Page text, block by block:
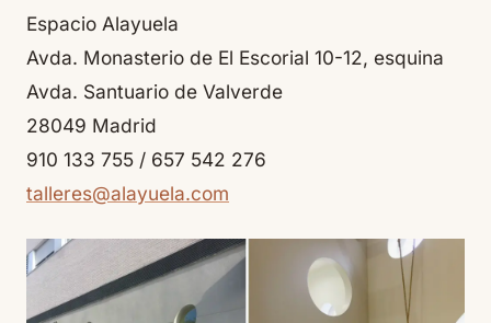
Espacio Alayuela
Avda. Monasterio de El Escorial 10-12, esquina
Avda. Santuario de Valverde
28049 Madrid
910 133 755 / 657 542 276
talleres@alayuela.com